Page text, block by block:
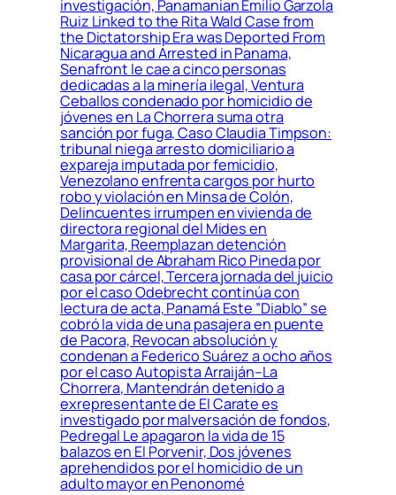
investigación, Panamanian Emilio Garzola
Ruiz Linked to the Rita Wald Case from
the Dictatorship Era was Deported From
Nicaragua and Arrested in Panama,
Senafront le cae a cinco personas
dedicadas a la minería ilegal, Ventura
Ceballos condenado por homicidio de
jóvenes en La Chorrera suma otra
sanción por fuga, Caso Claudia Timpson:
tribunal niega arresto domiciliario a
expareja imputada por femicidio,
Venezolano enfrenta cargos por hurto
robo y violación en Minsa de Colón,
Delincuentes irrumpen en vivienda de
directora regional del Mides en
Margarita, Reemplazan detención
provisional de Abraham Rico Pineda por
casa por cárcel, Tercera jornada del juicio
por el caso Odebrecht continúa con
lectura de acta, Panamá Este ”Diablo” se
cobró la vida de una pasajera en puente
de Pacora, Revocan absolución y
condenan a Federico Suárez a ocho años
por el caso Autopista Arraiján–La
Chorrera, Mantendrán detenido a
exrepresentante de El Carate es
investigado por malversación de fondos,
Pedregal Le apagaron la vida de 15
balazos en El Porvenir, Dos jóvenes
aprehendidos por el homicidio de un
adulto mayor en Penonomé